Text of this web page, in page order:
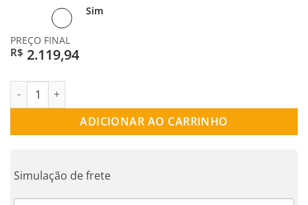
Sim
PREÇO FINAL
R$ 2.119,94
ALIANÇA PRATA ABAULADA WHITE FLORAL quantidade
ADICIONAR AO CARRINHO
Simulação de frete